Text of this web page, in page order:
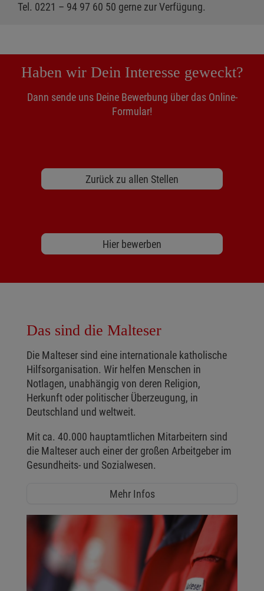
Tel. 0221 – 94 97 60 50 gerne zur Verfügung.
Haben wir Dein Interesse geweckt?
Dann sende uns Deine Bewerbung über das Online-
Formular!
Zurück zu allen Stellen
Hier bewerben
Das sind die Malteser
Die Malteser sind eine internationale katholische
Hilfsorganisation. Wir helfen Menschen in
Notlagen, unabhängig von deren Religion,
Herkunft oder politischer Überzeugung, in
Deutschland und weltweit.
Mit ca. 40.000 hauptamtlichen Mitarbeitern sind
die Malteser auch einer der großen Arbeitgeber im
Gesundheits- und Sozialwesen.
Mehr Infos